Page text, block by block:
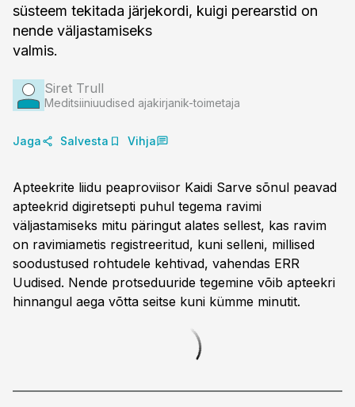
süsteem tekitada järjekordi, kuigi perearstid on
nende väljastamiseks
valmis.
Siret Trull
Meditsiiniuudised ajakirjanik-toimetaja
Jaga Salvesta Vihja
Apteekrite liidu peaproviisor Kaidi Sarve sõnul peavad
apteekrid digiretsepti puhul tegema ravimi
väljastamiseks mitu päringut alates sellest, kas ravim
on ravimiametis registreeritud, kuni selleni, millised
soodustused rohtudele kehtivad, vahendas ERR
Uudised. Nende protseduuride tegemine võib apteekri
hinnangul aega võtta seitse kuni kümme minutit.